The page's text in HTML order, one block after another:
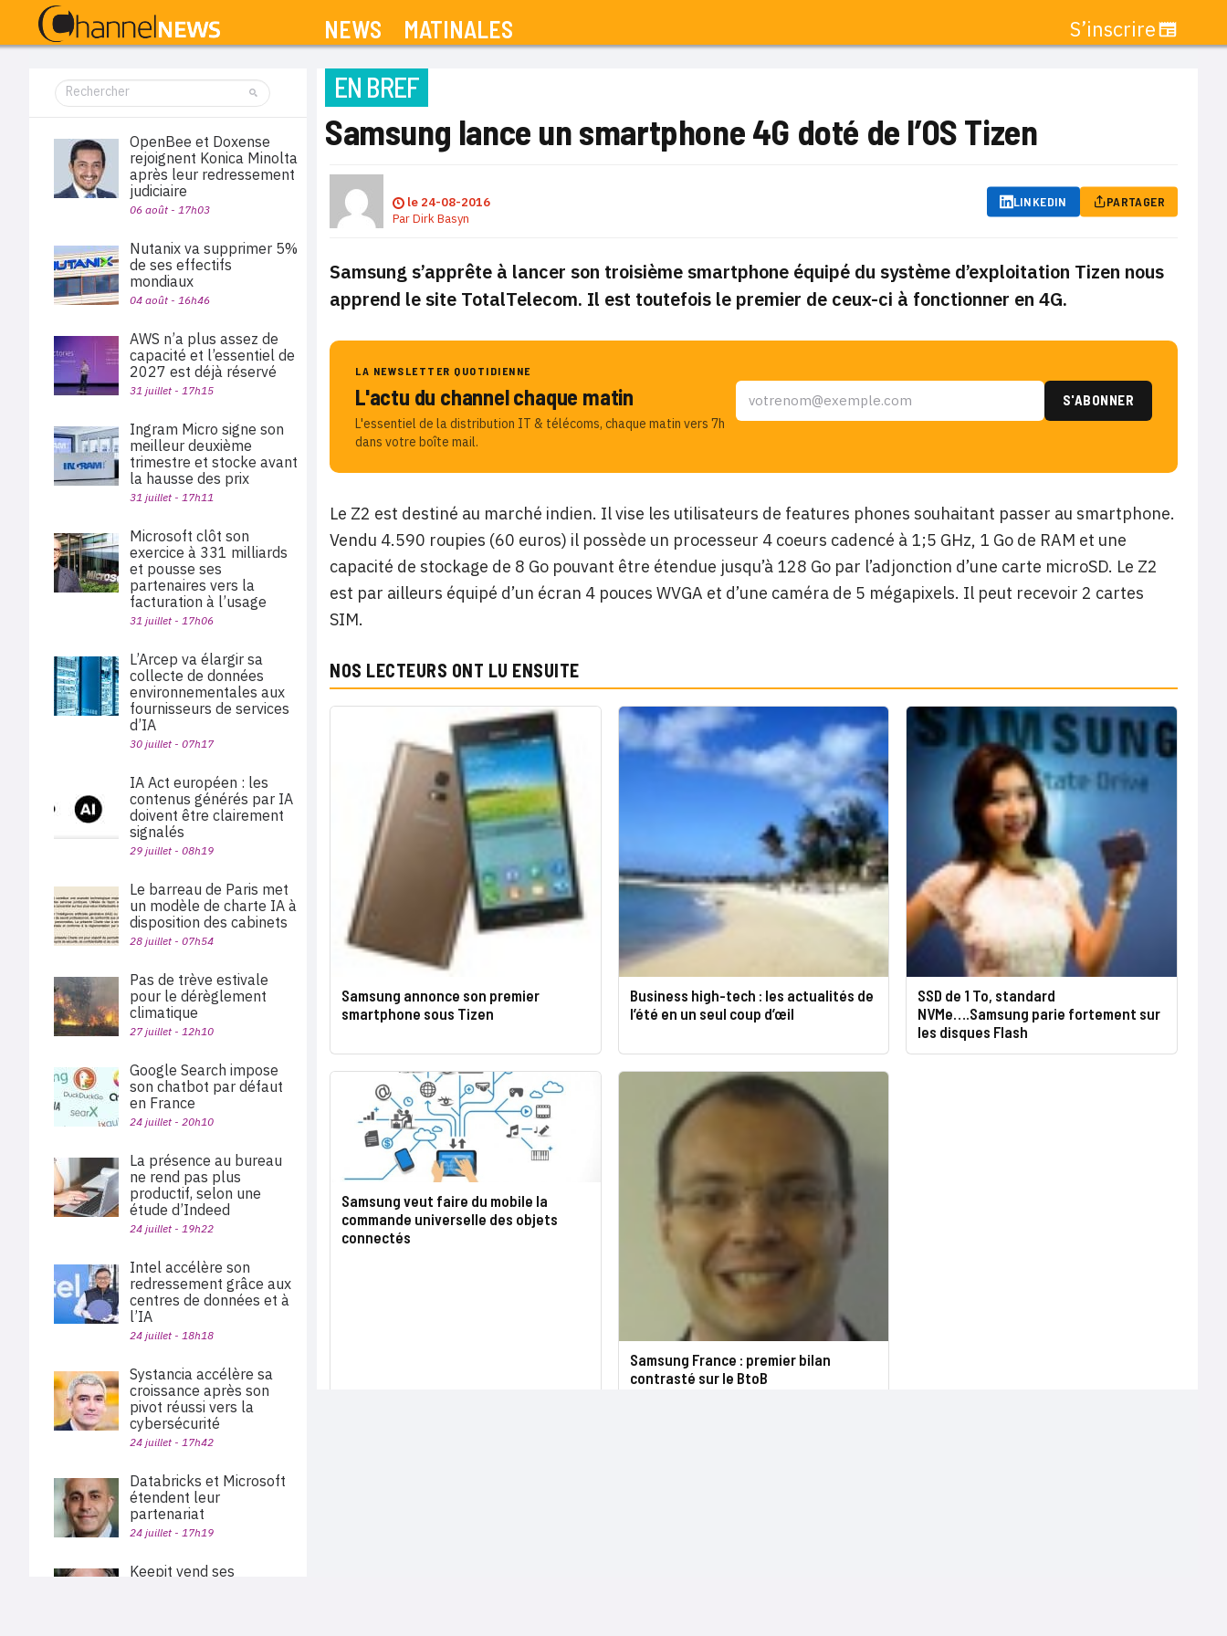
NEWS MATINALES S’inscrire
EN BREF
Samsung lance un smartphone 4G doté de l’OS Tizen
le 24-08-2016
ParDirk Basyn
LINKEDIN PARTAGER
Samsung s’apprête à lancer son troisième smartphone équipé du système d’exploitation Tizen nous
apprend le site TotalTelecom. Il est toutefois le premier de ceux-ci à fonctionner en 4G.
LA NEWSLETTER QUOTIDIENNE
L'actu du channel chaque matin
L'essentiel de la distribution IT & télécoms, chaque matin vers 7h
dans votre boîte mail.
Le Z2 est destiné au marché indien. Il vise les utilisateurs de features phones souhaitant passer au smartphone.
Vendu 4.590 roupies (60 euros) il possède un processeur 4 coeurs cadencé à 1;5 GHz, 1 Go de RAM et une
capacité de stockage de 8 Go pouvant être étendue jusqu’à 128 Go par l’adjonction d’une carte microSD. Le Z2
est par ailleurs équipé d’un écran 4 pouces WVGA et d’une caméra de 5 mégapixels. Il peut recevoir 2 cartes
SIM.
NOS LECTEURS ONT LU ENSUITE
Samsung annonce son premier
smartphone sous Tizen
Business high-tech : les actualités de
l’été en un seul coup d’œil
SSD de 1 To, standard
NVMe….Samsung parie fortement sur
les disques Flash
Samsung veut faire du mobile la
commande universelle des objets
connectés
Samsung France : premier bilan
contrasté sur le BtoB
OpenBee et Doxense
rejoignent Konica Minolta
après leur redressement
judiciaire
06 août - 17h03
Nutanix va supprimer 5%
de ses effectifs
mondiaux
04 août - 16h46
AWS n’a plus assez de
capacité et l’essentiel de
2027 est déjà réservé
31 juillet - 17h15
Ingram Micro signe son
meilleur deuxième
trimestre et stocke avant
la hausse des prix
31 juillet - 17h11
Microsoft clôt son
exercice à 331 milliards
et pousse ses
partenaires vers la
facturation à l’usage
31 juillet - 17h06
L’Arcep va élargir sa
collecte de données
environnementales aux
fournisseurs de services
d’IA
30 juillet - 07h17
IA Act européen : les
contenus générés par IA
doivent être clairement
signalés
29 juillet - 08h19
Le barreau de Paris met
un modèle de charte IA à
disposition des cabinets
28 juillet - 07h54
Pas de trève estivale
pour le dérèglement
climatique
27 juillet - 12h10
Google Search impose
son chatbot par défaut
en France
24 juillet - 20h10
La présence au bureau
ne rend pas plus
productif, selon une
étude d’Indeed
24 juillet - 19h22
Intel accélère son
redressement grâce aux
centres de données et à
l’IA
24 juillet - 18h18
Systancia accélère sa
croissance après son
pivot réussi vers la
cybersécurité
24 juillet - 17h42
Databricks et Microsoft
étendent leur
partenariat
24 juillet - 17h19
Keepit vend ses